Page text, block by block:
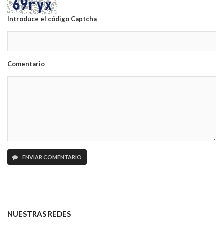
Introduce el código Captcha
Comentario
ENVIAR COMENTARIO
NUESTRAS REDES